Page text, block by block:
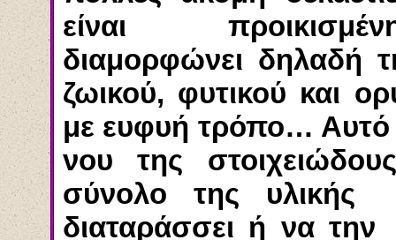
είναι
διαμορφώνει δηλαδή
ζωικού, φυτικού και
με ευφυή τρόπο… Αυτό
νου της
σύνολο της
διαταράσσει ή να την